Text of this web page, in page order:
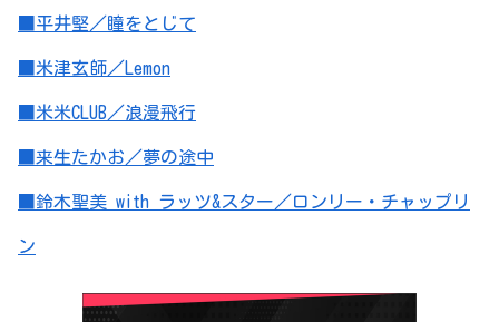
■平井堅／瞳をとじて
■米津玄師／Lemon
■米米CLUB／浪漫飛行
■来生たかお／夢の途中
■鈴木聖美 with ラッツ&スター／ロンリー・チャップリ
ン